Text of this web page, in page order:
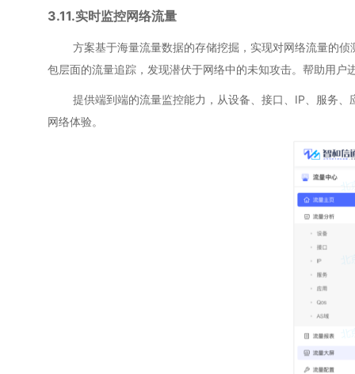
3.11.实时监控网络流量
方案基于海量流量数据的存储挖掘，实现对网络流量的侦
包层面的流量追踪，发现潜伏于网络中的未知攻击。帮助用
提供端到端的流量监控能力，从设备、接口、IP、服务、
网络体验。